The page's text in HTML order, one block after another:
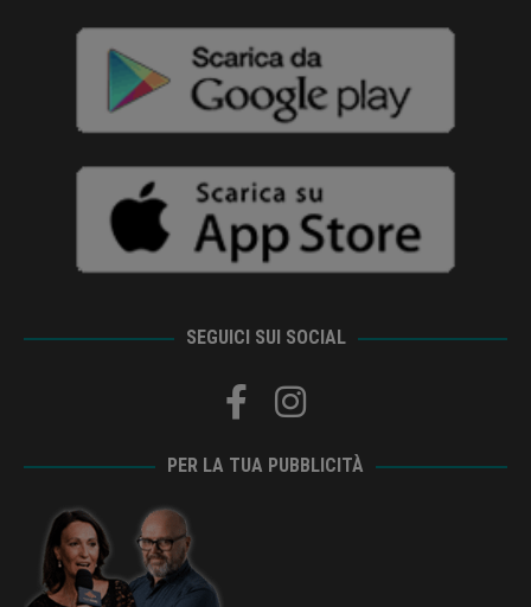
SEGUICI SUI SOCIAL
PER LA TUA PUBBLICITÀ